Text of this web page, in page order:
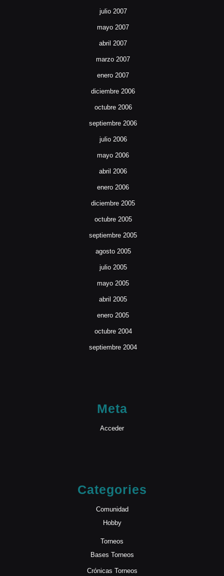
julio 2007
mayo 2007
abril 2007
marzo 2007
enero 2007
diciembre 2006
octubre 2006
septiembre 2006
julio 2006
mayo 2006
abril 2006
enero 2006
diciembre 2005
octubre 2005
septiembre 2005
agosto 2005
julio 2005
mayo 2005
abril 2005
enero 2005
octubre 2004
septiembre 2004
Meta
Acceder
Categories
Comunidad
Hobby
Torneos
Bases Torneos
Crónicas Torneos